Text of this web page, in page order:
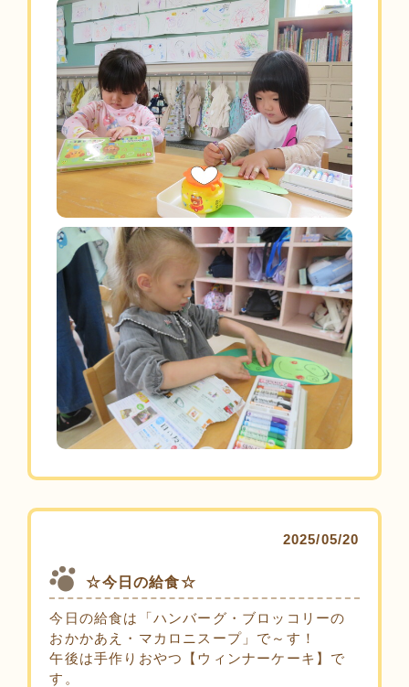
2025/05/20
☆今日の給食☆
今日の給食は「ハンバーグ・ブロッコリーの
おかかあえ・マカロニスープ」で～す！
午後は手作りおやつ【ウィンナーケーキ】で
す。